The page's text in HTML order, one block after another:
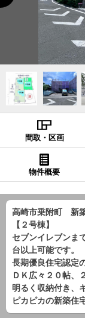
間取・区画
物件概要
高崎市乗附町 新
【２号棟】
セブンイレブンま
台以上可能です。
長期優良住宅認定
ＤＫ広々２０帖、
明るく収納付き、
ピカピカの新築住